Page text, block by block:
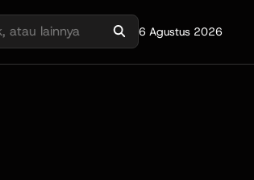
6 Agustus 2026